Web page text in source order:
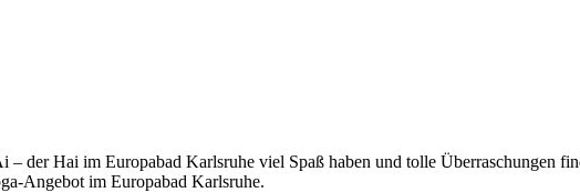
der Hai im Europabad Karlsruhe viel Spaß haben und tolle Überraschungen
Angebot im Europabad Karlsruhe.